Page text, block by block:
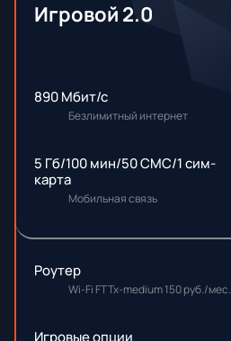
Игровой 2.0
890 Мбит/с
Безлимитный интернет
5 Гб/100 мин/50 СМС/1 сим-
карта
Мобильная связь
Роутер
Wi-Fi FTTx-medium 150 руб./мес.
Игровые опции